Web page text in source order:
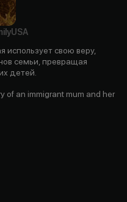
USA
использует свою веру,
семьи, превращая
детей.
of an immigrant mum and her